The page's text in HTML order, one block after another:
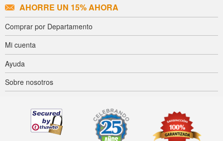
AHORRE UN 15% AHORA
Comprar por Departamento
Mi cuenta
Ayuda
Sobre nosotros